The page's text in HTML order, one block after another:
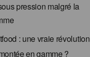
pression malgré la
: une vraie révolution
en gamme ?